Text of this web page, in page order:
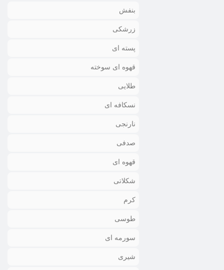
بنفش
زرشکی
پسته ای
قهوه ای سوخته
طلایی
نسکافه ای
نارنجی
صدفی
قهوه ای
شکلاتی
کرم
طوسی
سورمه ای
شیری